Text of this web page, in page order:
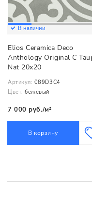
В наличии
Elios Ceramica Deco
Anthology Original С
Nat 20x20
Артикул: 089D3C4
Цвет: бежевый
7 000 руб./м²
В корзину